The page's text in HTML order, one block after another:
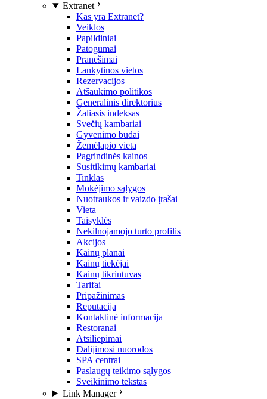
Extranet
Kas yra Extranet?
Veiklos
Papildiniai
Patogumai
Pranešimai
Lankytinos vietos
Rezervacijos
Atšaukimo politikos
Generalinis direktorius
Žaliasis indeksas
Svečių kambariai
Gyvenimo būdai
Žemėlapio vieta
Pagrindinės kainos
Susitikimų kambariai
Tinklas
Mokėjimo sąlygos
Nuotraukos ir vaizdo įrašai
Vieta
Taisyklės
Nekilnojamojo turto profilis
Akcijos
Kainų planai
Kainų tiekėjai
Kainų tikrintuvas
Tarifai
Pripažinimas
Reputacija
Kontaktinė informacija
Restoranai
Atsiliepimai
Dalijimosi nuorodos
SPA centrai
Paslaugų teikimo sąlygos
Sveikinimo tekstas
Link Manager